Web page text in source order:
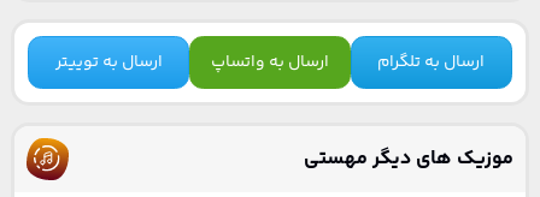
ارسال به تلگرام ارسال به واتساپ ارسال به توییتر
موزیک های دیگر مهستی